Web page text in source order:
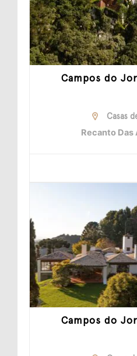
Campos do
Casas
Recanto Das
Campos do